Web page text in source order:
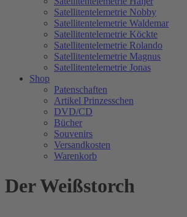
Satellitentelemetrie Nobby
Satellitentelemetrie Waldemar
Satellitentelemetrie Köckte
Satellitentelemetrie Rolando
Satellitentelemetrie Magnus
Satellitentelemetrie Jonas
Shop
Patenschaften
Artikel Prinzesschen
DVD/CD
Bücher
Souvenirs
Versandkosten
Warenkorb
Der Weißstorch